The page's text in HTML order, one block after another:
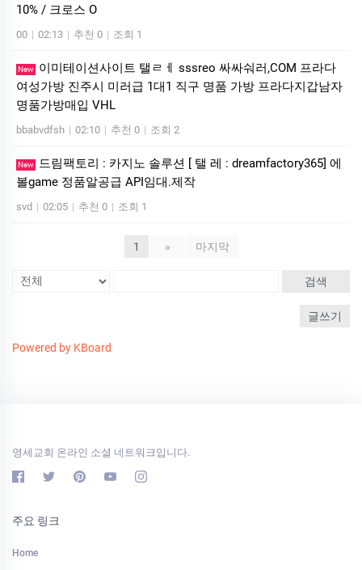
10% / 크로스 O
00 | 02:13 | 추천 0 | 조회 1
New
이미테이션사이트 탤ㄹㅔ sssreo 싸싸숴러,COM 프라다
여성가방 진주시 미러급 1대1 직구 명품 가방 프라다지갑남자
명품가방매입 VHL
bbabvdfsh | 02:10 | 추천 0 | 조회 2
New
드림팩토리 : 카­지노 솔­루션 [ 탤 레 : dreamfactory365] 에
볼game 정품알공급 API임대.제작
svd | 02:05 | 추천 0 | 조회 1
1 » 마지막
검색
글쓰기
Powered by KBoard
영세교회 온라인 소셜 네트워크입니다.
주요 링크
Home